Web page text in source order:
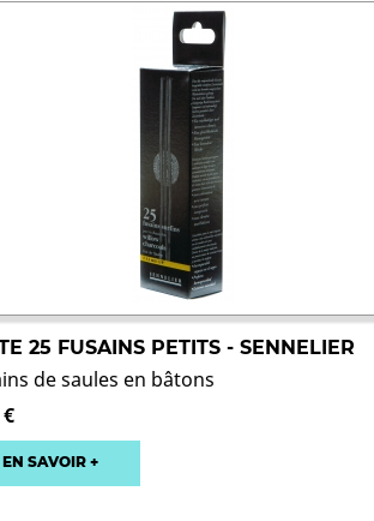
25 FUSAINS PETITS - SENNELIER
de saules en bâtons
EN SAVOIR +